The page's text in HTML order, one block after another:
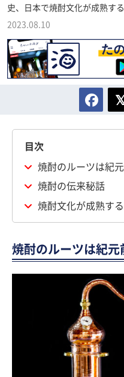
史、日本で焼酎文化が成熟す
2023.08.10
目次
焼酎のルーツは紀
焼酎の伝来秘話
焼酎文化が成熟す
焼酎のルーツは紀